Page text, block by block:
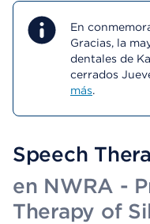
En
Gracias, la
dentales de
cerrados
más.
Speech
en NWRA -
Therapy of